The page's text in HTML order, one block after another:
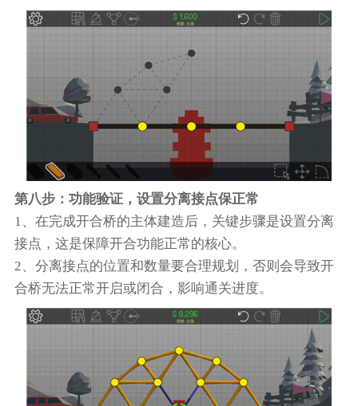
第八步：功能验证，设置分离接点保正常
1、在完成开合桥的主体建造后，关键步骤是设置分离
接点，这是保障开合功能正常的核心。
2、分离接点的位置和数量要合理规划，否则会导致开
合桥无法正常开启或闭合，影响通关进度。